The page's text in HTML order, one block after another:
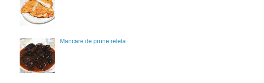
Mancare de prune reteta